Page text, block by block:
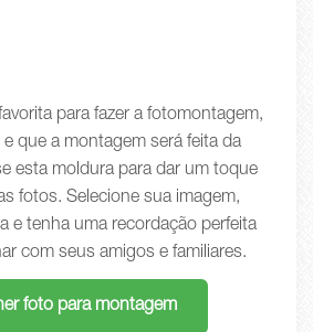
para fazer a fotomontagem,
que a montagem será feita da
esta moldura para dar um toque
fotos. Selecione sua imagem,
e tenha uma recordação perfeita
com seus amigos e familiares.
foto para montagem